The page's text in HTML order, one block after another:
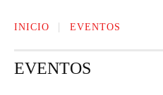
INICIO EVENTOS
EVENTOS